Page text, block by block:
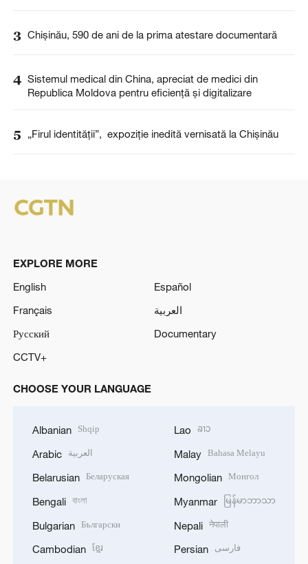
3 Chișinău, 590 de ani de la prima atestare documentară
4 Sistemul medical din China, apreciat de medici din
Republica Moldova pentru eficiență și digitalizare
5 „Firul identității”, expoziție inedită vernisată la Chișinău
EXPLORE MORE
English
Español
Français
العربية
Русский
Documentary
CCTV+
CHOOSE YOUR LANGUAGE
Albanian Shqip
Arabic العربية
Belarusian Беларуская
Bengali বাংলা
Bulgarian Български
Cambodian ខ្មែរ
Lao ລາວ
Malay Bahasa Melayu
Mongolian Монгол
Myanmar မြန်မာဘာသာ
Nepali नेपाली
Persian فارسی